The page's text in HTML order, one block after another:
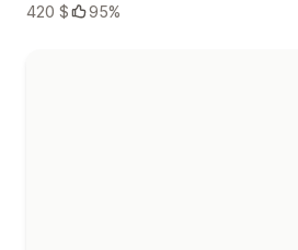
420 $
95%